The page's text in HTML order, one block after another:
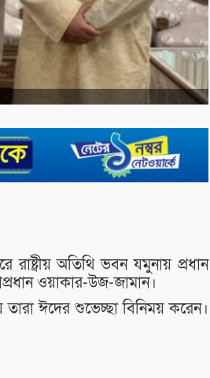
অতিথি ভবন যমুনায় প্রধান
ওয়াকার-উজ-জামান।
ঈদের শুভেচ্ছা বিনিময় করেন।